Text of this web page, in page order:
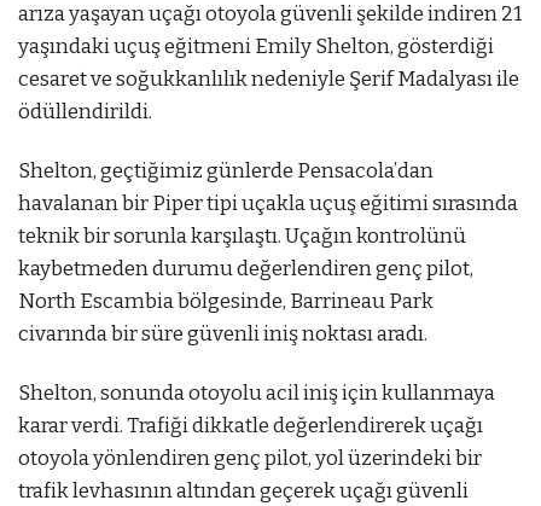
arıza yaşayan uçağı otoyola güvenli şekilde indiren 21
yaşındaki uçuş eğitmeni Emily Shelton, gösterdiği
cesaret ve soğukkanlılık nedeniyle Şerif Madalyası ile
ödüllendirildi.
Shelton, geçtiğimiz günlerde Pensacola’dan
havalanan bir Piper tipi uçakla uçuş eğitimi sırasında
teknik bir sorunla karşılaştı. Uçağın kontrolünü
kaybetmeden durumu değerlendiren genç pilot,
North Escambia bölgesinde, Barrineau Park
civarında bir süre güvenli iniş noktası aradı.
Shelton, sonunda otoyolu acil iniş için kullanmaya
karar verdi. Trafiği dikkatle değerlendirerek uçağı
otoyola yönlendiren genç pilot, yol üzerindeki bir
trafik levhasının altından geçerek uçağı güvenli